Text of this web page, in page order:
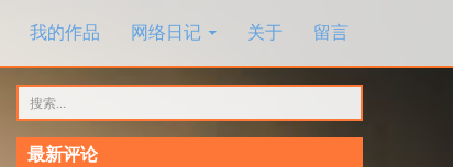
我的作品 网络日记 关于 留言
索：
最新评论